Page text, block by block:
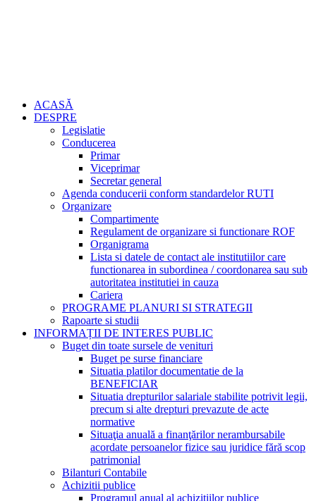
ACASĂ
DESPRE
Legislatie
Conducerea
Primar
Viceprimar
Secretar general
Agenda conducerii conform standardelor RUTI
Organizare
Compartimente
Regulament de organizare si functionare ROF
Organigrama
Lista si datele de contact ale institutiilor care
functionarea in subordinea / coordonarea sau sub
autoritatea institutiei in cauza
Cariera
PROGRAME PLANURI SI STRATEGII
Rapoarte si studii
INFORMAȚII DE INTERES PUBLIC
Buget din toate sursele de venituri
Buget pe surse financiare
Situatia platilor documentatie de la
BENEFICIAR
Situatia drepturilor salariale stabilite potrivit legii,
precum si alte drepturi prevazute de acte
normative
Situaţia anuală a finanţărilor nerambursabile
acordate persoanelor fizice sau juridice fără scop
patrimonial
Bilanturi Contabile
Achizitii publice
Programul anual al achizitiilor publice